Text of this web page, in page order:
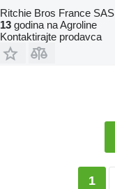
Ritchie Bros France SAS
13 godina na Agroline
Kontaktirajte prodavca
1